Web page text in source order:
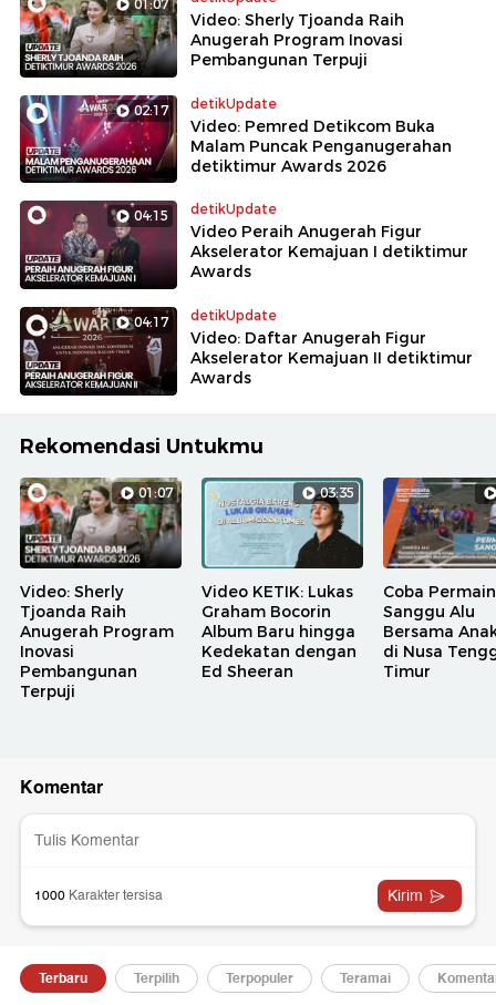
01:07
Video: Sherly Tjoanda Raih
Anugerah Program Inovasi
Pembangunan Terpuji
02:17 detikUpdate
Video: Pemred Detikcom Buka
Malam Puncak Penganugerahan
detiktimur Awards 2026
04:15 detikUpdate
Video Peraih Anugerah Figur
Akselerator Kemajuan I detiktimur
Awards
04:17 detikUpdate
Video: Daftar Anugerah Figur
Akselerator Kemajuan II detiktimur
Awards
Rekomendasi Untukmu
01:07
Video: Sherly
Tjoanda Raih
Anugerah Program
Inovasi
Pembangunan
Terpuji
03:35
Video KETIK: Lukas
Graham Bocorin
Album Baru hingga
Kedekatan dengan
Ed Sheeran
Coba
Sanggu Alu
Bersama
di Nusa
Timur